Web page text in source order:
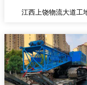
江西上饶物流大道工